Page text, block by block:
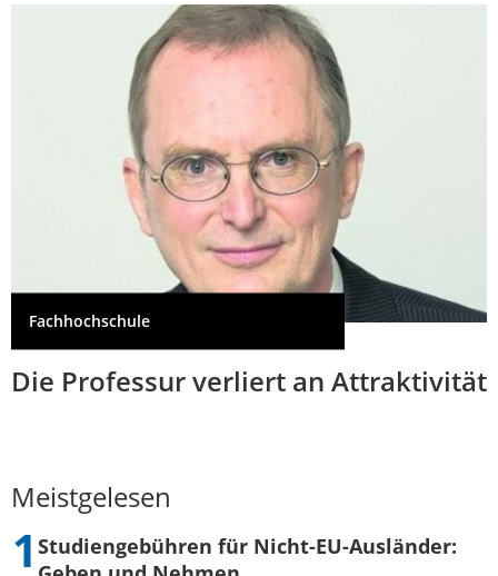
Fachhochschule
Die Professur verliert an Attraktivität
Meistgelesen
Studiengebühren für Nicht-EU-Ausländer: